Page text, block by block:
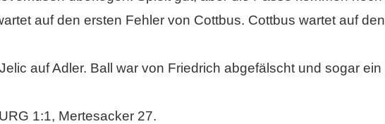
auf den ersten Fehler von Cottbus. Cottbus wartet auf den
auf Adler. Ball war von Friedrich abgefälscht und sogar ein
1:1, Mertesacker 27.